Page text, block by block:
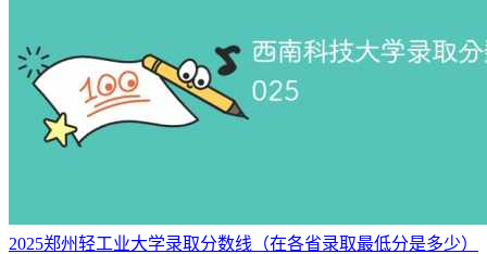
2025郑州轻工业大学录取分数线（在各省录取最低分是多少）